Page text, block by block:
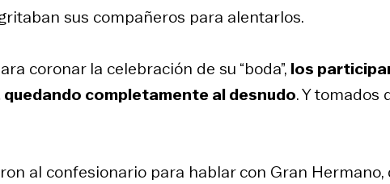
gritaban sus compañeros para alentarlos.
coronar la celebración de su “boda”, los
completamente al desnudo. Y tomados
al confesionario para hablar con Gran